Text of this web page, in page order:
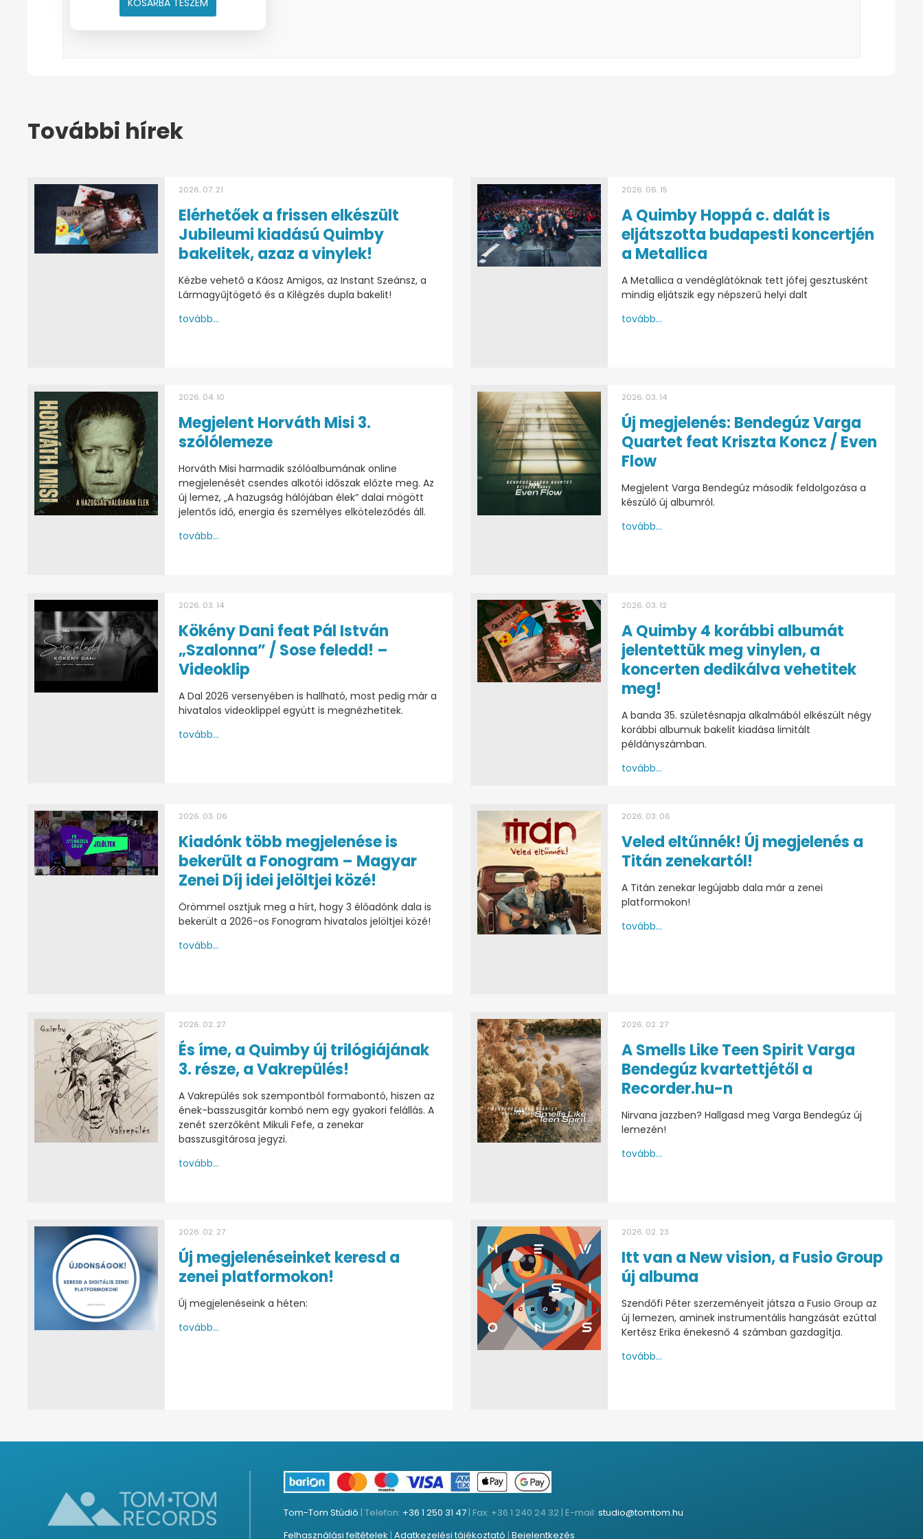
További hírek
2026. 07. 21
Elérhetőek a frissen elkészült
Jubileumi kiadású Quimby
bakelitek, azaz a vinylek!
Kézbe vehető a Káosz Amigos, az Instant Szeánsz, a
Lármagyűjtögető és a Kilégzés dupla bakelit!
tovább...
2026. 06. 15
A Quimby Hoppá c. dalát is
eljátszotta budapesti koncertjén
a Metallica
A Metallica a vendéglátóknak tett jófej gesztusként
mindig eljátszik egy népszerű helyi dalt
tovább...
2026. 04. 10
Megjelent Horváth Misi 3.
szólólemeze
Horváth Misi harmadik szólóalbumának online
megjelenését csendes alkotói időszak előzte meg. Az
új lemez, „A hazugság hálójában élek” dalai mögött
jelentős idő, energia és személyes elköteleződés áll.
tovább...
2026. 03. 14
Új megjelenés: Bendegúz Varga
Quartet feat Kriszta Koncz / Even
Flow
Megjelent Varga Bendegúz második feldolgozása a
készülő új albumról.
tovább...
2026. 03. 14
Kökény Dani feat Pál István
„Szalonna” / Sose feledd! –
Videoklip
A Dal 2026 versenyében is hallható, most pedig már a
hivatalos videoklippel együtt is megnézhetitek.
tovább...
2026. 03. 12
A Quimby 4 korábbi albumát
jelentettük meg vinylen, a
koncerten dedikálva vehetitek
meg!
A banda 35. születésnapja alkalmából elkészült négy
korábbi albumuk bakelit kiadása limitált
példányszámban.
tovább...
2026. 03. 06
Kiadónk több megjelenése is
bekerült a Fonogram – Magyar
Zenei Díj idei jelöltjei közé!
Örömmel osztjuk meg a hírt, hogy 3 élőadónk dala is
bekerült a 2026-os Fonogram hivatalos jelöltjei közé!
tovább...
2026. 03. 06
Veled eltűnnék! Új megjelenés a
Titán zenekartól!
A Titán zenekar legújabb dala már a zenei
platformokon!
tovább...
2026. 02. 27
És íme, a Quimby új trilógiájának
3. része, a Vakrepülés!
A Vakrepülés sok szempontból formabontó, hiszen az
ének-basszusgitár kombó nem egy gyakori felállás. A
zenét szerzőként Mikuli Fefe, a zenekar
basszusgitárosa jegyzi.
tovább...
2026. 02. 27
A Smells Like Teen Spirit Varga
Bendegúz kvartettjétől a
Recorder.hu-n
Nirvana jazzben? Hallgasd meg Varga Bendegúz új
lemezén!
tovább...
2026. 02. 27
Új megjelenéseinket keresd a
zenei platformokon!
Új megjelenéseink a héten:
tovább...
2026. 02. 23
Itt van a New vision, a Fusio Group
új albuma
Szendőfi Péter szerzeményeit játsza a Fusio Group az
új lemezen, aminek instrumentális hangzását ezúttal
Kertész Erika énekesnő 4 számban gazdagítja.
tovább...
Tom-Tom Stúdió | Telefon: +36 1 250 31 47| Fax: +36 1 240 24 32 | E-mail:studio@tomtom.hu
Felhasználási feltételek |Adatkezelési tájékoztató |Bejelentkezés